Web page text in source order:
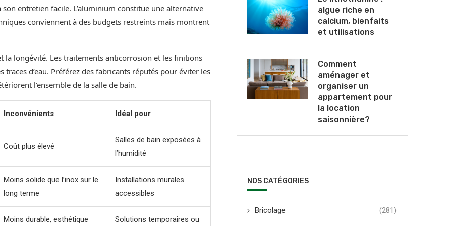
entretien facile. L’aluminium constitue une alternative
conviennent à des budgets restreints mais montrent
la longévité. Les traitements anticorrosion et les finitions
d’eau. Préférez des fabricants réputés pour éviter les
l’ensemble de la salle de bain.
Inconvénients Idéal pour
Coût plus élevé
Salles de bain exposées à
l’humidité
Moins solide que l’inox sur le
long terme
Installations murales
accessibles
Moins durable, esthétique Solutions temporaires ou
algue riche en
calcium, bienfaits
et utilisations
Comment
aménager et
organiser un
appartement pour
la location
saisonnière?
NOS CATÉGORIES
Bricolage (281)